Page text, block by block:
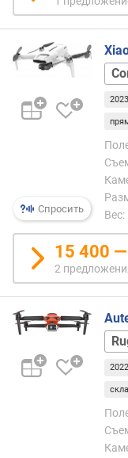
а
м
д
о
с
т
ь
п
о
е
а
(
Спросить
Вес:
15 400
2